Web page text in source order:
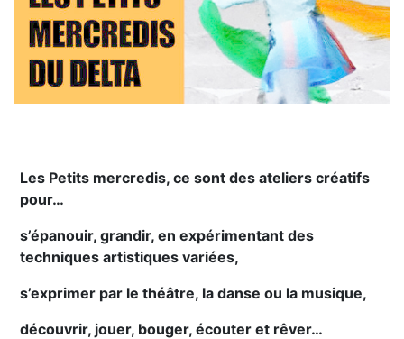
Les Petits mercredis, ce sont des ateliers créatifs
pour…
s’épanouir, grandir, en expérimentant des
techniques artistiques variées,
s’exprimer par le théâtre, la danse ou la musique,
découvrir, jouer, bouger, écouter et rêver…